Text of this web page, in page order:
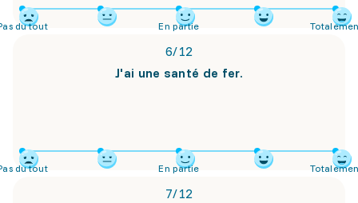
du tout En partie
6/12
J'ai une santé de fer.
du tout En partie
7/12